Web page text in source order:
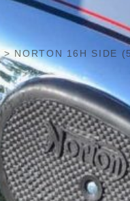
> NORTON 16H SIDE